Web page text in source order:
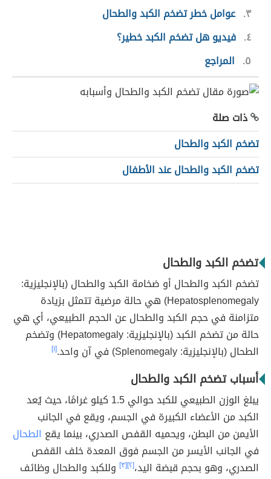
٣ عوامل خطر تضخم الكبد والطحال
٤ فيديو هل تضخم الكبد خطير؟
٥
المراجع
ذات صلة
تضخم الكبد والطحال
تضخم الكبد والطحال عند الأطفال
تضخم الكبد والطحال
تضخم الكبد والطحال أو ضخامة الكبد والطحال (بالإنجليزية:
Hepatosplenomegaly) هي حالة مرضية تتمثل بزيادة
متزامنة في حجم الكبد والطحال‏ عن الحجم الطبيعي، أي هي
حالة من تضخم الكبد (بالإنجليزية: Hepatomegaly) وتضخم
الطحال (بالإنجليزية: Splenomegaly) في آن واحد.
[١]
أسباب تضخم الكبد والطحال
يبلغ الوزن الطبيعي للكبد حوالي 1.5 كيلو غرامًا، حيث يُعد
الكبد من الأعضاء الكبيرة في الجسم، ويقع في الجانب
الأيمن من البطن، ويحميه القفص الصدري، بينما يقع الطحال
في الجانب الأيسر من الجسم فوق المعدة خلف القفص
الصدري، وهو بحجم قبضة اليد،[٢] [٣]
وللكبد والطحال وظائف